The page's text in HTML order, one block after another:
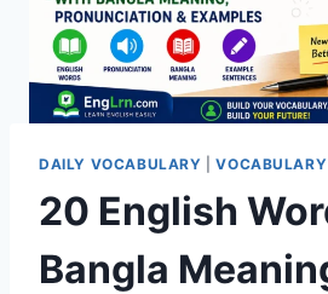
DAILY VOCABULARY |
20 English
Bangla